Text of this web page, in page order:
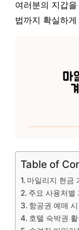
여러분의 지갑
법까지 확실하
Table of
마일리지 현금
주요 사용처별
항공권 예매
호텔 숙박권